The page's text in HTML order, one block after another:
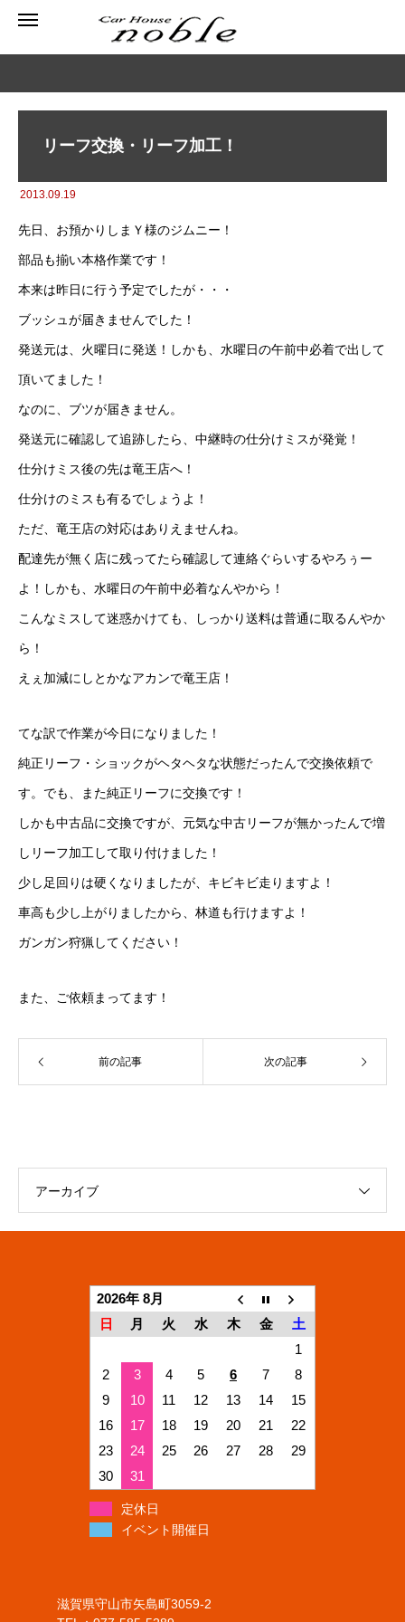
リーフ交換・リーフ加工！
2013.09.19
先日、お預かりしまＹ様のジムニー！
部品も揃い本格作業です！
本来は昨日に行う予定でしたが・・・
ブッシュが届きませんでした！
発送元は、火曜日に発送！しかも、水曜日の午前中必着で出して
頂いてました！
なのに、ブツが届きません。
発送元に確認して追跡したら、中継時の仕分けミスが発覚！
仕分けミス後の先は竜王店へ！
仕分けのミスも有るでしょうよ！
ただ、竜王店の対応はありえませんね。
配達先が無く店に残ってたら確認して連絡ぐらいするやろぅー
よ！しかも、水曜日の午前中必着なんやから！
こんなミスして迷惑かけても、しっかり送料は普通に取るんやか
ら！
えぇ加減にしとかなアカンで竜王店！
てな訳で作業が今日になりました！
純正リーフ・ショックがヘタヘタな状態だったんで交換依頼で
す。でも、また純正リーフに交換です！
しかも中古品に交換ですが、元気な中古リーフが無かったんで増
しリーフ加工して取り付けました！
少し足回りは硬くなりましたが、キビキビ走りますよ！
車高も少し上がりましたから、林道も行けますよ！
ガンガン狩猟してください！
また、ご依頼まってます！
前の記事 次の記事
アーカイブ
2026年 8月
日
月 火 水 木 金
土
1
2
3 4 5 6 7
8
9
10 11 12 13 14
15
16
17 18 19 20 21
22
23
24 25 26 27 28
29
30
31
定休日
イベント開催日
滋賀県守山市矢島町3059-2